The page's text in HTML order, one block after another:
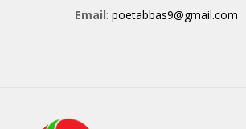
Email: poetabbas9@gmail.com